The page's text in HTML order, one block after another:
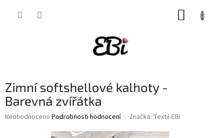
Zimní softshellové kalhoty -
Barevná zvířátka
Průměrné
Neohodnoceno Podrobnosti hodnocení Značka: Textil-EBi